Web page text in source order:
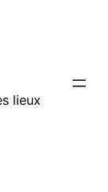
lieux